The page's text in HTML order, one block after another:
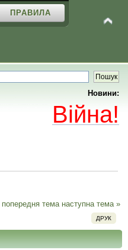
ПРАВИЛА
Новини:
Війна!
попередня тема наступна тема »
ДРУК